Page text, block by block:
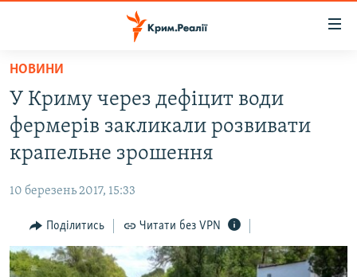
Перейти
основного
матеріалу
Перейти
до
основної
навігації
Перейти
до
пошуку
ВОДА.КРИМ
ВІДЕО ТА ФОТО
БЛОГИ
ПОГЛЯД
ІНТЕРВ'Ю
НОВИНИ
У Криму через дефіцит води
фермерів закликали розвивати
крапельне зрошення
10 березень 2017, 15:33
Поділитись Читати без VPN